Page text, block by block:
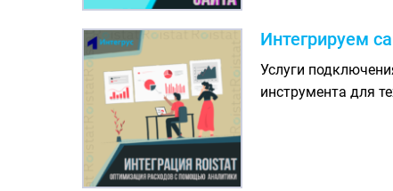
Интегрируем
Услуги
инструмента для